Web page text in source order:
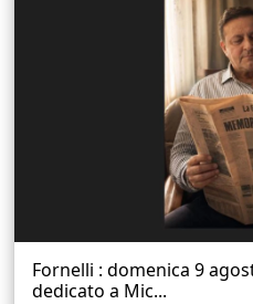
Fornelli : domenica 9
dedicato a Mic...